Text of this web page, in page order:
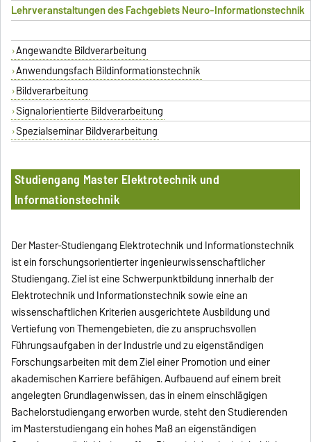
Lehrveranstaltungen des Fachgebiets Neuro-Informationstechnik
Angewandte Bildverarbeitung
Anwendungsfach Bildinformationstechnik
Bildverarbeitung
Signalorientierte Bildverarbeitung
Spezialseminar Bildverarbeitung
Studiengang Master Elektrotechnik und
Informationstechnik
Der Master-Studiengang Elektrotechnik und Informationstechnik
ist ein forschungsorientierter ingenieurwissenschaftlicher
Studiengang. Ziel ist eine Schwerpunktbildung innerhalb der
Elektrotechnik und Informationstechnik sowie eine an
wissenschaftlichen Kriterien ausgerichtete Ausbildung und
Vertiefung von Themengebieten, die zu anspruchsvollen
Führungsaufgaben in der Industrie und zu eigenständigen
Forschungsarbeiten mit dem Ziel einer Promotion und einer
akademischen Karriere befähigen. Aufbauend auf einem breit
angelegten Grundlagenwissen, das in einem einschlägigen
Bachelorstudiengang erworben wurde, steht den Studierenden
im Masterstudiengang ein hohes Maß an eigenständigen